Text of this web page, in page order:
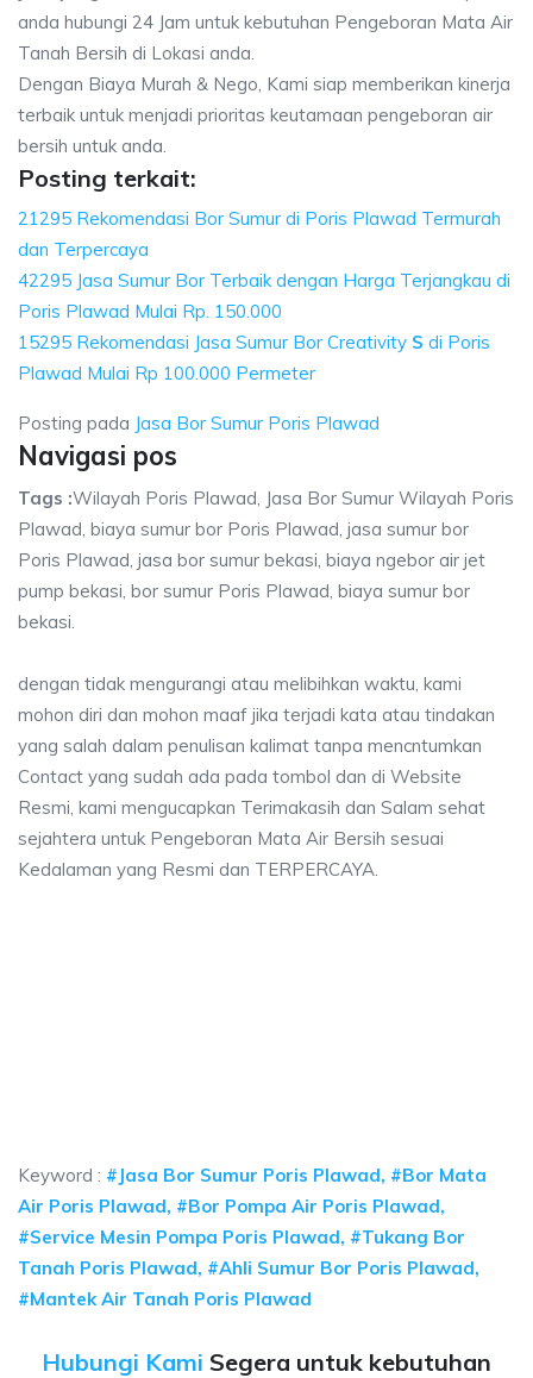
anda hubungi 24 Jam untuk kebutuhan Pengeboran Mata Air
Tanah Bersih di Lokasi anda.
Dengan Biaya Murah & Nego, Kami siap memberikan kinerja
terbaik untuk menjadi prioritas keutamaan pengeboran air
bersih untuk anda.
Posting terkait:
21295 Rekomendasi Bor Sumur di Poris Plawad Termurah
dan Terpercaya
42295 Jasa Sumur Bor Terbaik dengan Harga Terjangkau di
Poris Plawad Mulai Rp. 150.000
15295 Rekomendasi Jasa Sumur Bor Creativity S di Poris
Plawad Mulai Rp 100.000 Permeter
Posting pada Jasa Bor Sumur Poris Plawad
Navigasi pos
Tags :Wilayah Poris Plawad, Jasa Bor Sumur Wilayah Poris
Plawad, biaya sumur bor Poris Plawad, jasa sumur bor
Poris Plawad, jasa bor sumur bekasi, biaya ngebor air jet
pump bekasi, bor sumur Poris Plawad, biaya sumur bor
bekasi.
dengan tidak mengurangi atau melibihkan waktu, kami
mohon diri dan mohon maaf jika terjadi kata atau tindakan
yang salah dalam penulisan kalimat tanpa mencntumkan
Contact yang sudah ada pada tombol dan di Website
Resmi, kami mengucapkan Terimakasih dan Salam sehat
sejahtera untuk Pengeboran Mata Air Bersih sesuai
Kedalaman yang Resmi dan TERPERCAYA.
Keyword : #Jasa Bor Sumur Poris Plawad, #Bor Mata
Air Poris Plawad, #Bor Pompa Air Poris Plawad,
#Service Mesin Pompa Poris Plawad, #Tukang Bor
Tanah Poris Plawad, #Ahli Sumur Bor Poris Plawad,
#Mantek Air Tanah Poris Plawad
Hubungi Kami Segera untuk kebutuhan